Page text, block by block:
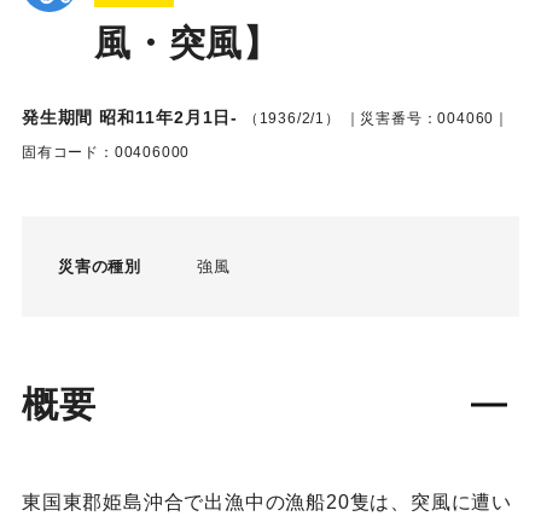
風・突風】
発生期間 昭和11年2月1日- （1936/2/1）
｜災害番号：004060｜
固有コード：00406000
災害の種別 強風
概要
東国東郡姫島沖合で出漁中の漁船20隻は、突風に遭い